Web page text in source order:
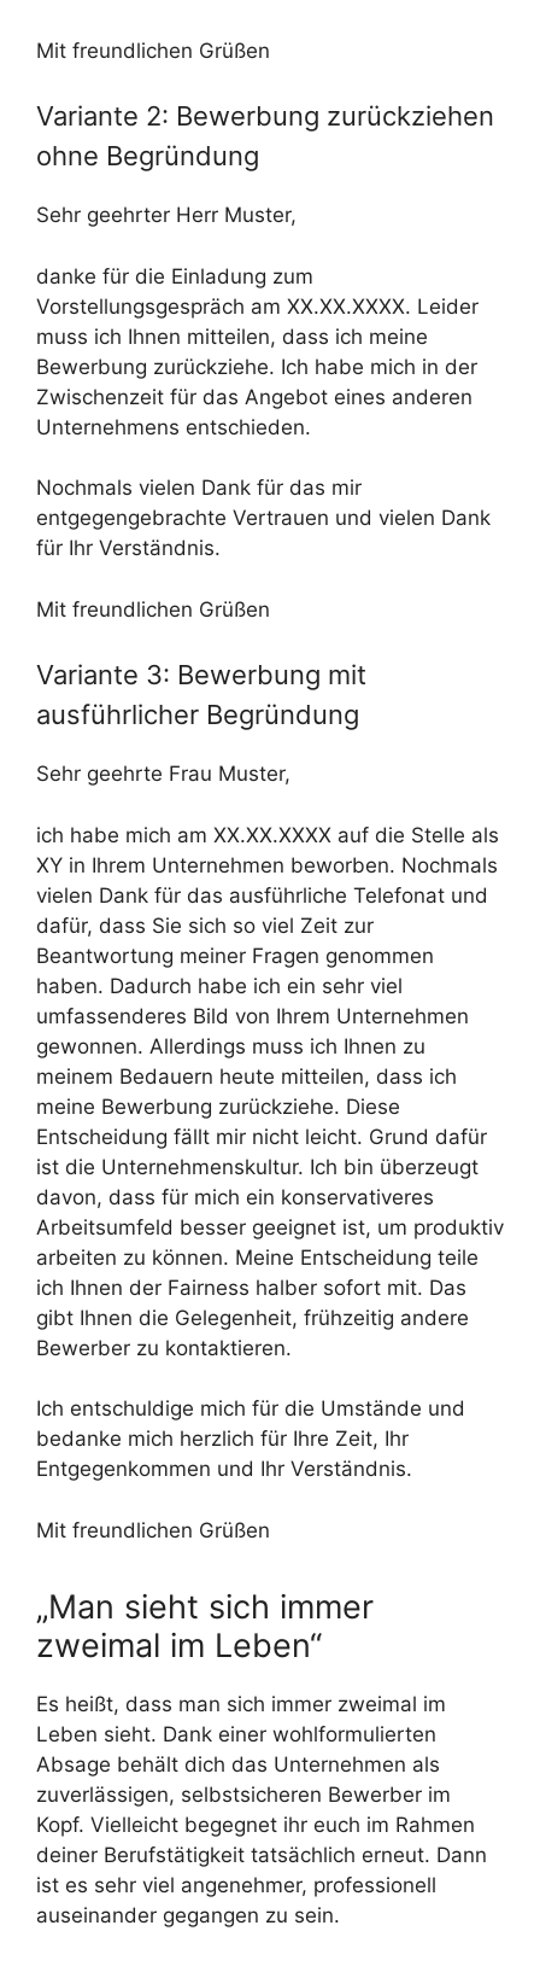
Mit freundlichen Grüßen
Variante 2: Bewerbung zurückziehen
ohne Begründung
Sehr geehrter Herr Muster,
danke für die Einladung zum
Vorstellungsgespräch am XX.XX.XXXX. Leider
muss ich Ihnen mitteilen, dass ich meine
Bewerbung zurückziehe. Ich habe mich in der
Zwischenzeit für das Angebot eines anderen
Unternehmens entschieden.
Nochmals vielen Dank für das mir
entgegengebrachte Vertrauen und vielen Dank
für Ihr Verständnis.
Mit freundlichen Grüßen
Variante 3: Bewerbung mit
ausführlicher Begründung
Sehr geehrte Frau Muster,
ich habe mich am XX.XX.XXXX auf die Stelle als
XY in Ihrem Unternehmen beworben. Nochmals
vielen Dank für das ausführliche Telefonat und
dafür, dass Sie sich so viel Zeit zur
Beantwortung meiner Fragen genommen
haben. Dadurch habe ich ein sehr viel
umfassenderes Bild von Ihrem Unternehmen
gewonnen. Allerdings muss ich Ihnen zu
meinem Bedauern heute mitteilen, dass ich
meine Bewerbung zurückziehe. Diese
Entscheidung fällt mir nicht leicht. Grund dafür
ist die Unternehmenskultur. Ich bin überzeugt
davon, dass für mich ein konservativeres
Arbeitsumfeld besser geeignet ist, um produktiv
arbeiten zu können. Meine Entscheidung teile
ich Ihnen der Fairness halber sofort mit. Das
gibt Ihnen die Gelegenheit, frühzeitig andere
Bewerber zu kontaktieren.
Ich entschuldige mich für die Umstände und
bedanke mich herzlich für Ihre Zeit, Ihr
Entgegenkommen und Ihr Verständnis.
Mit freundlichen Grüßen
„Man sieht sich immer
zweimal im Leben“
Es heißt, dass man sich immer zweimal im
Leben sieht. Dank einer wohlformulierten
Absage behält dich das Unternehmen als
zuverlässigen, selbstsicheren Bewerber im
Kopf. Vielleicht begegnet ihr euch im Rahmen
deiner Berufstätigkeit tatsächlich erneut. Dann
ist es sehr viel angenehmer, professionell
auseinander gegangen zu sein.